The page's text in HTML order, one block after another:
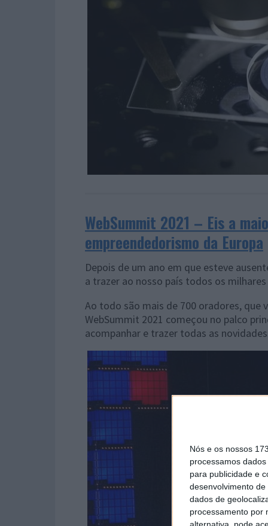
Nós e os nossos
processamos
para publicidade e
desenvolvimento de
dados de
processamento por
WebSummit 2021 – Eis a
empreendedorismo da Europa
Depois de um ano em que esteve
a trazer ao nosso país todos os
Ao todo são mais de 700 oradores, que
WebSummit 2021 começou no palco
acompanhar e trazer todas as novidades.